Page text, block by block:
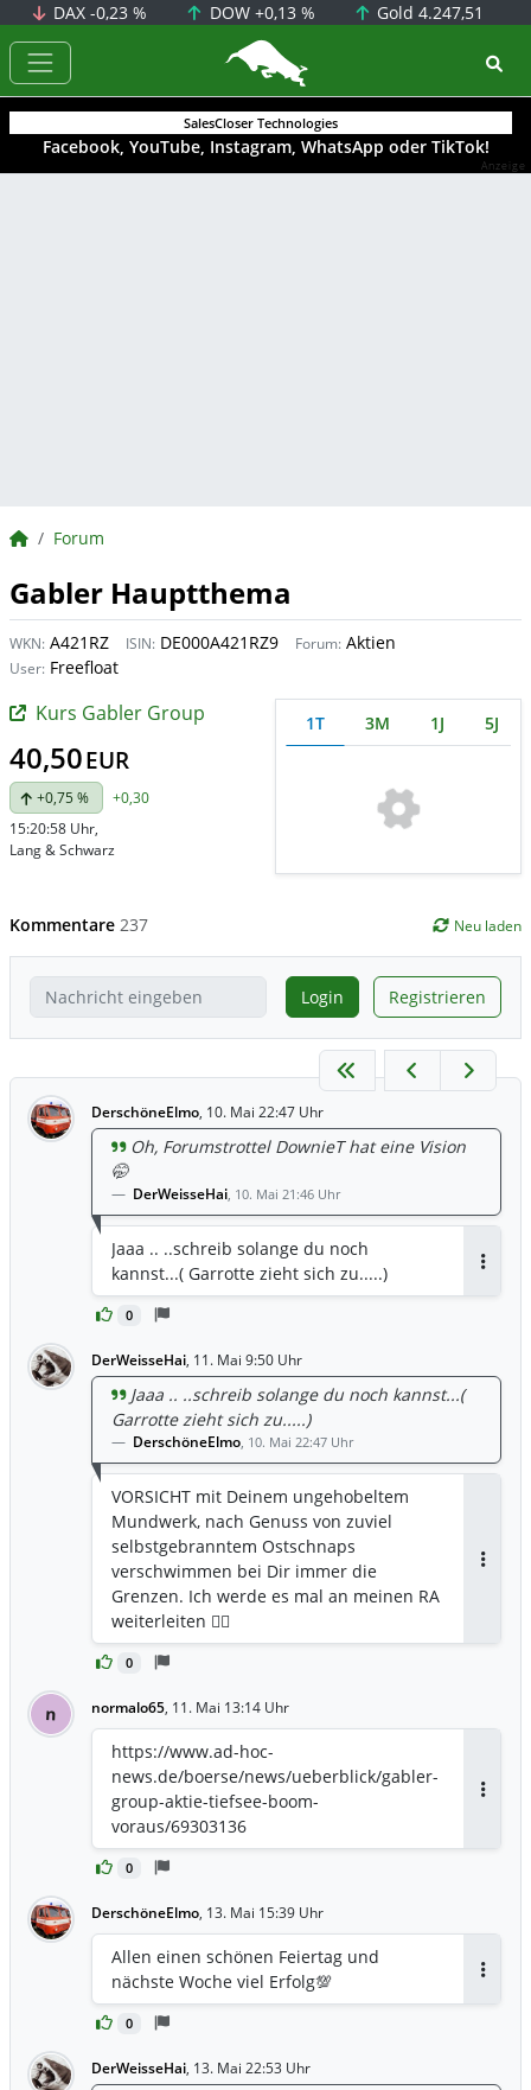
DAX-0,23 % DOW +0,13 % Gold4.247,51
BörsenNEWS.de
SalesCloser Technologies
Facebook, YouTube, Instagram, WhatsApp oder TikTok!
Anzeige
BörsenNEWS.de
Forum
Gabler Hauptthema
WKN: A421RZ ISIN: DE000A421RZ9 Forum: Aktien
User: Freefloat
Kurs Gabler Group
40,50EUR
+0,75 %
+0,30
15:20:58 Uhr,
Lang & Schwarz
1T 3M 1J 5J
Kommentare 237 Neu laden
Login Registrieren
DerschöneElmo, 10. Mai 22:47 Uhr
0
Oh, Forumstrottel DownieT hat eine Vision
🤭
DerWeisseHai, 10. Mai 21:46 Uhr
Jaaa .. ..schreib solange du noch
kannst...( Garrotte zieht sich zu.....)
DerWeisseHai, 11. Mai 9:50 Uhr
0
Jaaa .. ..schreib solange du noch kannst...(
Garrotte zieht sich zu.....)
DerschöneElmo, 10. Mai 22:47 Uhr
VORSICHT mit Deinem ungehobeltem
Mundwerk, nach Genuss von zuviel
selbstgebranntem Ostschnaps
verschwimmen bei Dir immer die
Grenzen. Ich werde es mal an meinen RA
weiterleiten 🤷‍♂️
n normalo65, 11. Mai 13:14 Uhr
0
https://www.ad-hoc-
news.de/boerse/news/ueberblick/gabler-
group-aktie-tiefsee-boom-
voraus/69303136
DerschöneElmo, 13. Mai 15:39 Uhr
0
Allen einen schönen Feiertag und
nächste Woche viel Erfolg💯
DerWeisseHai, 13. Mai 22:53 Uhr